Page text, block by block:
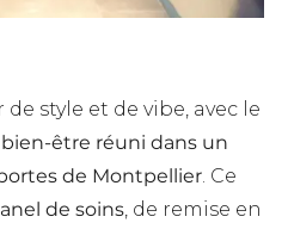
style et de vibe, avec le
bien-être réuni dans un
de Montpellier. Ce
de soins, de remise en